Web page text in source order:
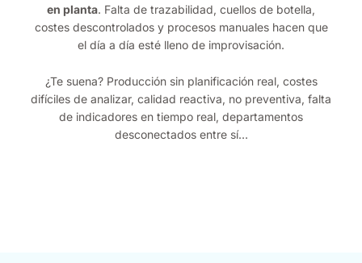
en planta. Falta de trazabilidad, cuellos de botella,
costes descontrolados y procesos manuales hacen que
el día a día esté lleno de improvisación.
¿Te suena? Producción sin planificación real, costes
difíciles de analizar, calidad reactiva, no preventiva, falta
de indicadores en tiempo real, departamentos
desconectados entre sí…